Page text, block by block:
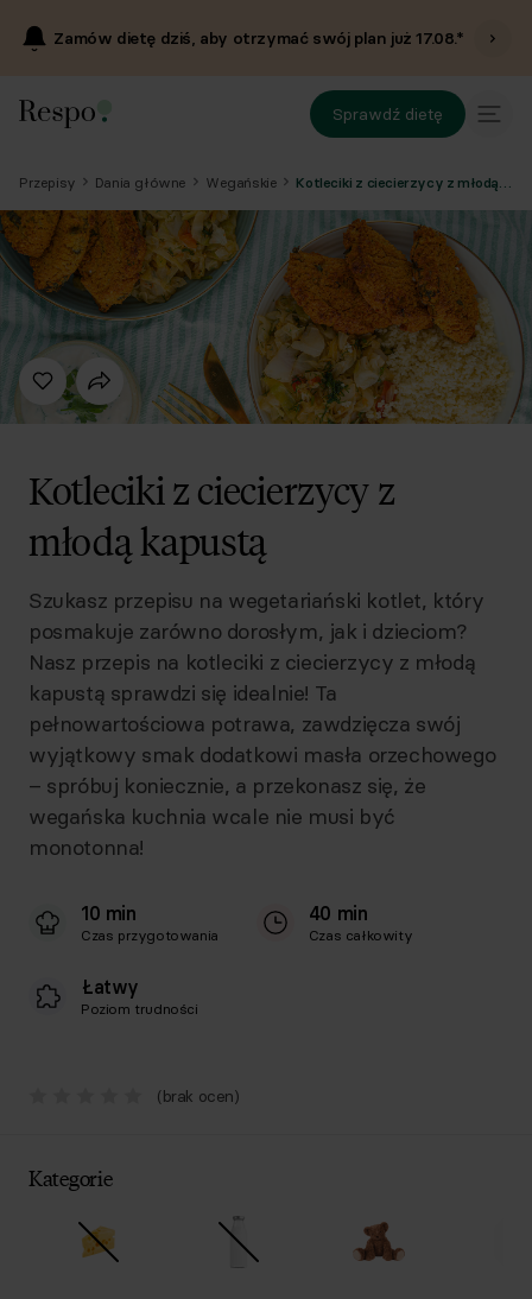
Zamów dietę dziś, aby otrzymać swój plan już17.08.*
Sprawdź dietę
Przepisy Dania główne Wegańskie
Kotleciki z ciecierzycy z
młodą kapustą
Szukasz przepisu na wegetariański kotlet, który
posmakuje zarówno dorosłym, jak i dzieciom?
Nasz przepis na kotleciki z ciecierzycy z młodą
kapustą sprawdzi się idealnie! Ta
pełnowartościowa potrawa, zawdzięcza swój
wyjątkowy smak dodatkowi masła orzechowego
– spróbuj koniecznie, a przekonasz się, że
wegańska kuchnia wcale nie musi być
monotonna!
10 min
Czas przygotowania
40 min
Czas całkowity
Łatwy
Poziom trudności
(brak ocen)
Kategorie